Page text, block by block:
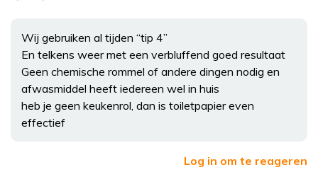
Wij gebruiken al tijden “tip 4”
En telkens weer met een verbluffend goed resultaat
Geen chemische rommel of andere dingen nodig en
afwasmiddel heeft iedereen wel in huis
heb je geen keukenrol, dan is toiletpapier even
effectief
Log in om te reageren